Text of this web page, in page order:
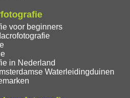
voor beginners
in Nederland
Waterleidingduinen